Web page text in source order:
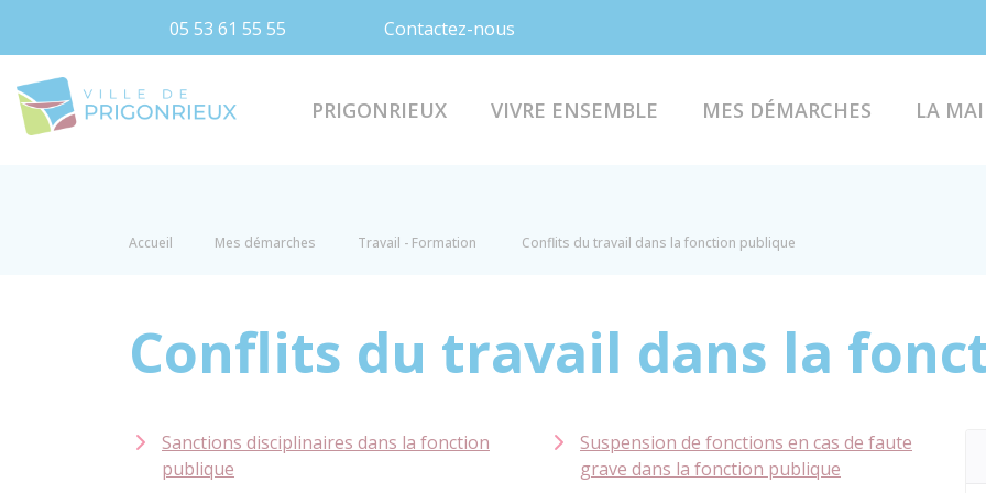
05 53 61 55 55 Contactez-nous
PRIGONRIEUX VIVRE ENSEMBLE MES DÉMARCHES LA
Accueil Mes démarches Travail - Formation Conflits du travail dans la fonction publique
Conflits du travail dans la
Sanctions disciplinaires dans la fonction
publique
Suspension de fonctions en cas de faute
grave dans la fonction publique